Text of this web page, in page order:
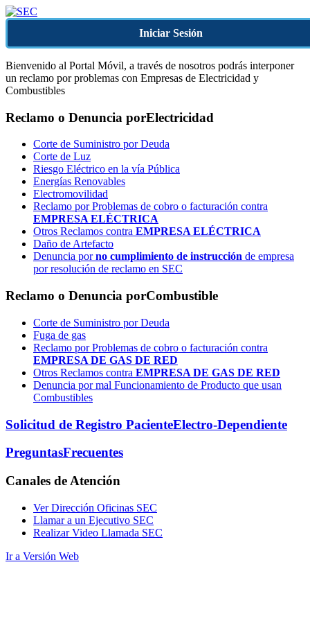
Iniciar Sesión
Bienvenido al Portal Móvil, a través de nosotros podrás interponer
un reclamo por problemas con Empresas de Electricidad y
Combustibles
Reclamo o Denuncia porElectricidad
Corte de Suministro por Deuda
Corte de Luz
Riesgo Eléctrico en la vía Pública
Energías Renovables
Electromovilidad
Reclamo por Problemas de cobro o facturación contra
EMPRESA ELÉCTRICA
Otros Reclamos contra EMPRESA ELÉCTRICA
Daño de Artefacto
Denuncia porno cumplimiento de instrucción de empresa
por resolución de reclamo en SEC
Reclamo o Denuncia porCombustible
Corte de Suministro por Deuda
Fuga de gas
Reclamo por Problemas de cobro o facturación contra
EMPRESA DE GAS DE RED
Otros Reclamos contra EMPRESA DE GAS DE RED
Denuncia por mal Funcionamiento de Producto que usan
Combustibles
Solicitud de Registro PacienteElectro-Dependiente
PreguntasFrecuentes
Canales de Atención
Ver Dirección Oficinas SEC
Llamar a un Ejecutivo SEC
Realizar Video Llamada SEC
Ir a Versión Web